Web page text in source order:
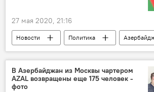
27 мая 2020, 21:16
Новости Политика
ЖИЗНЬ
События и даты
День Республики
Ильхам Алиев
Народ
Независимость
В Азербайджан из Москвы чартером
AZAL возвращены еще 175 человек -
фото